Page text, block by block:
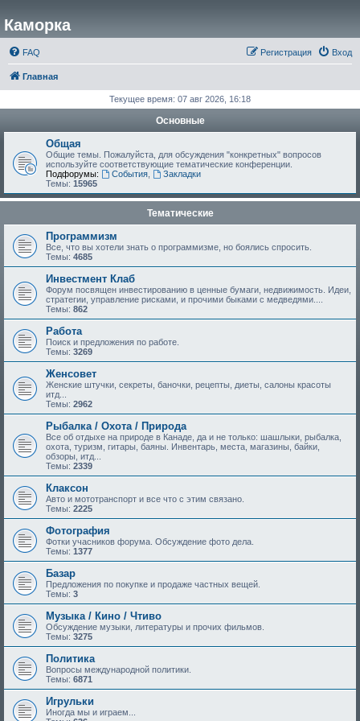
Каморка
FAQ Вход
Регистрация
Главная
Текущее время: 07 авг 2026, 16:18
Основные
Общая
Общие темы. Пожалуйста, для обсуждения "конкретных" вопросов
используйте соответствующие тематические конференции.
Подфорумы:
События,
Закладки
Темы: 15965
Тематические
Программизм
Все, что вы хотели знать о программизме, но боялись спросить.
Темы: 4685
Инвестмент Клаб
Форум посвящен инвестированию в ценные бумаги, недвижимость. Идеи,
стратегии, управление рисками, и прочими быками с медведями....
Темы: 862
Работа
Поиск и предложения по работе.
Темы: 3269
Женсовет
Женские штучки, секреты, баночки, рецепты, диеты, салоны красоты
итд...
Темы: 2962
Рыбалка / Охота / Природа
Все об отдыхе на природе в Канаде, да и не только: шашлыки, рыбалка,
охота, туризм, гитары, баяны. Инвентарь, места, магазины, байки,
обзоры, итд...
Темы: 2339
Клаксон
Авто и мототранспорт и все что с этим связано.
Темы: 2225
Фотография
Фотки учасников форума. Обсуждение фото дела.
Темы: 1377
Базар
Предложения по покупке и продаже частных вещей.
Темы: 3
Музыка / Кино / Чтиво
Обсуждение музыки, литературы и прочих фильмов.
Темы: 3275
Политика
Вопросы международной политики.
Темы: 6871
Игрульки
Иногда мы и играем...